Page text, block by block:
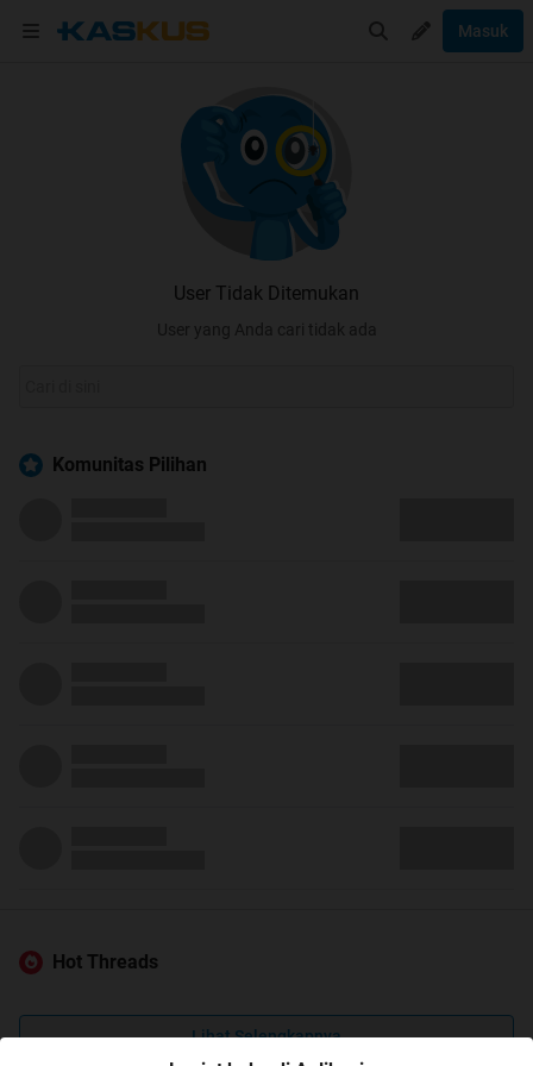
Masuk
User Tidak Ditemukan
User yang Anda cari tidak ada
Komunitas Pilihan
Hot Threads
Lihat Selengkapnya